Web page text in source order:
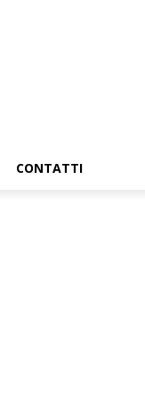
CONTATTI